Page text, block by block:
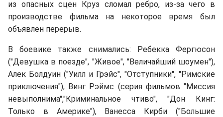
из опасных сцен Круз сломал ребро, из-за чего в
производстве фильма на некоторое время был
объявлен перерыв.
В боевике также снимались: Ребекка Фергюсон
("Девушка в поезде", "Живое", "Величайший шоумен"),
Алек Болдуин ("Уилл и Грэйс", "Отступники", "Римские
приключения"), Винг Рэймс (серия фильмов "Миссия
невыполнима","Криминальное чтиво", "Дон Кинг:
Только в Америке"), Ванесса Кирби ("Большие